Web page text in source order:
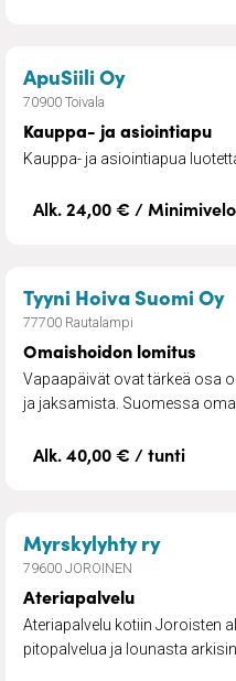
ApuSiili Oy– Kauppa-
70900 Toivala
Kauppa- ja asiointiapu
Kauppa- ja asiointiapua
Alk. 24,00 € /
Tyyni Hoiva Suomi Oy
77700 Rautalampi
Omaishoidon lomitus
Vapaapäivät ovat tärkeä osa
ja jaksamista. Suomessa
Alk. 40,00 € / tunti
Myrskylyhty ry–
79600 JOROINEN
Ateriapalvelu
Ateriapalvelu kotiin Joroisten
pitopalvelua ja lounasta arkisin.